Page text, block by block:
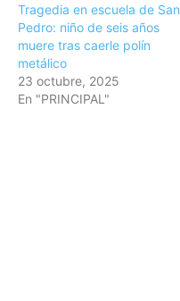
Tragedia en escuela de San
Pedro: niño de seis años
muere tras caerle polín
metálico
23 octubre, 2025
En "PRINCIPAL"